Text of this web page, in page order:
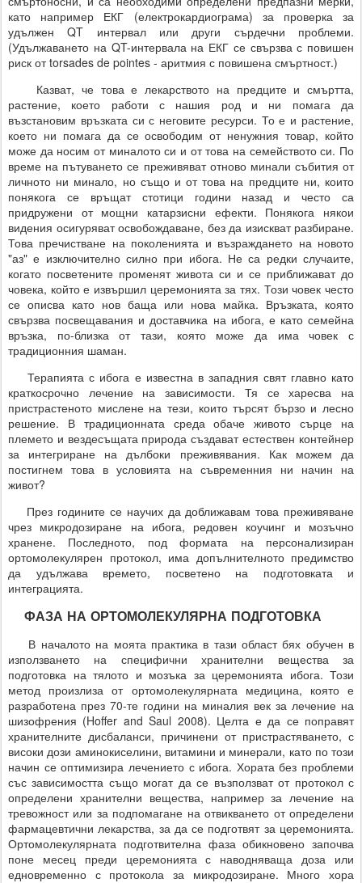
като например ЕКГ (електрокардиограма) за проверка за
удължен QT интервал или други сърдечни проблеми.
(Удължаването на QT-интервала на ЕКГ се свързва с повишен
риск от torsades de pointes - аритмия с повишена смъртност.)
Казват, че това е лекарството на предците и смъртта,
растение, което работи с нашия род и ни помага да
възстановим връзката си с неговите ресурси. То е и растение,
което ни помага да се освободим от ненужния товар, който
може да носим от миналото си и от това на семейството си. По
време на пътуването се преживяват отново минали събития от
личното ни минало, но също и от това на предците ни, които
понякога се връщат стотици години назад и често са
придружени от мощни катарзисни ефекти. Понякога някои
видения осигуряват освобождаване, без да изискват разбиране.
Това пречистване на поколенията и възраждането на новото
"аз" е изключително силно при ибога. Не са редки случаите,
когато посветените променят живота си и се приближават до
човека, който е извършил церемонията за тях. Този човек често
се описва като нов баща или нова майка. Връзката, която
свързва посвещавания и доставчика на ибога, е като семейна
връзка, по-близка от тази, която може да има човек с
традиционния шаман.
Терапията с ибога е известна в западния свят главно като
краткосрочно лечение на зависимости. Тя се харесва на
пристрастеното мислене на тези, които търсят бързо и лесно
решение. В традиционната среда обаче живото сърце на
племето и вездесъщата природа създават естествен контейнер
за интегриране на дълбоки преживявания. Как можем да
постигнем това в условията на съвременния ни начин на
живот?
През годините се научих да доближавам това преживяване
чрез микродозиране на ибога, редовен коучинг и мозъчно
хранене. Последното, под формата на персонализиран
ортомолекулярен протокол, има допълнителното предимство
да удължава времето, посветено на подготовката и
интеграцията.
ФАЗА НА ОРТОМОЛЕКУЛЯРНА ПОДГОТОВКА
В началото на моята практика в тази област бях обучен в
използването на специфични хранителни вещества за
подготовка на тялото и мозъка за церемонията ибога. Този
метод произлиза от ортомолекулярната медицина, която е
разработена през 70-те години на миналия век за лечение на
шизофрения (Hoffer and Saul 2008). Целта е да се поправят
хранителните дисбаланси, причинени от пристрастяването, с
високи дози аминокиселини, витамини и минерали, като по този
начин се оптимизира лечението с ибога. Хората без проблеми
със зависимостта също могат да се възползват от протокол с
определени хранителни вещества, например за лечение на
тревожност или за подпомагане на отвикването от определени
фармацевтични лекарства, за да се подготвят за церемонията.
Ортомолекулярната подготвителна фаза обикновено започва
поне месец преди церемонията с наводняваща доза или
едновременно с протокола за микродозиране. Много хора